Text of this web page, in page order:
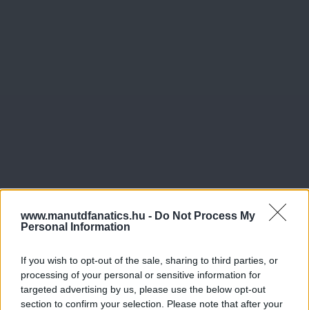
www.manutdfanatics.hu - Do Not Process My
Personal Information
If you wish to opt-out of the sale, sharing to third parties, or
processing of your personal or sensitive information for
targeted advertising by us, please use the below opt-out
section to confirm your selection. Please note that after your